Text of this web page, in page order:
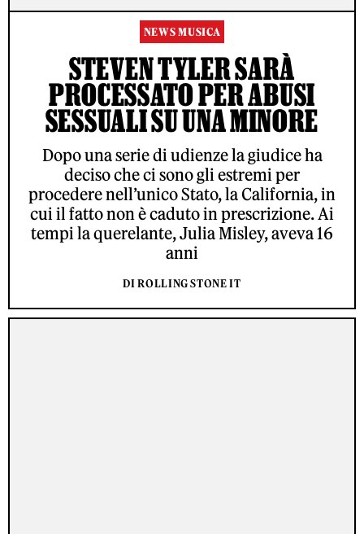
NEWS MUSICA
STEVEN TYLER SARÀ
PROCESSATO PER ABUSI
SESSUALI SU UNA MINORE
Dopo una serie di udienze la giudice ha
deciso che ci sono gli estremi per
procedere nell’unico Stato, la California, in
cui il fatto non è caduto in prescrizione. Ai
tempi la querelante, Julia Misley, aveva 16
anni
DI ROLLING STONE IT